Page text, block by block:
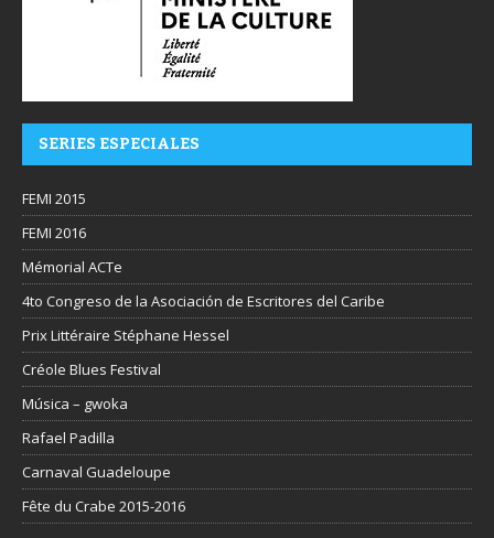
SERIES ESPECIALES
FEMI 2015
FEMI 2016
Mémorial ACTe
4to Congreso de la Asociación de Escritores del Caribe
Prix Littéraire Stéphane Hessel
Créole Blues Festival
Música – gwoka
Rafael Padilla
Carnaval Guadeloupe
Fête du Crabe 2015-2016